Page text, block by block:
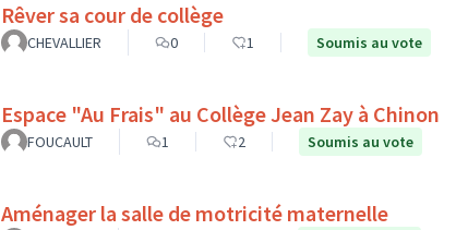
Rêver sa cour de collège
CHEVALLIER 0 1 Soumis au vote
Espace "Au Frais" au Collège Jean Zay à Chinon
FOUCAULT 1 2 Soumis au vote
Aménager la salle de motricité maternelle